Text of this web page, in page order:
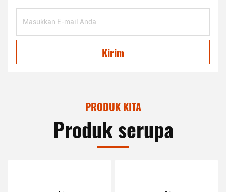
Kirim
PRODUK KITA
Produk serupa